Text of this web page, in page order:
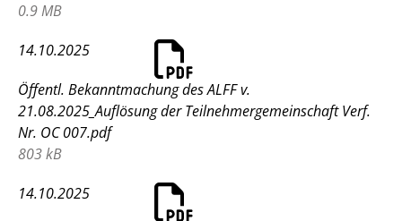
0.9 MB
14.10.2025
Öffentl. Bekanntmachung des ALFF v.
21.08.2025_Auflösung der Teilnehmergemeinschaft Verf.
Nr. OC 007.pdf
803 kB
14.10.2025